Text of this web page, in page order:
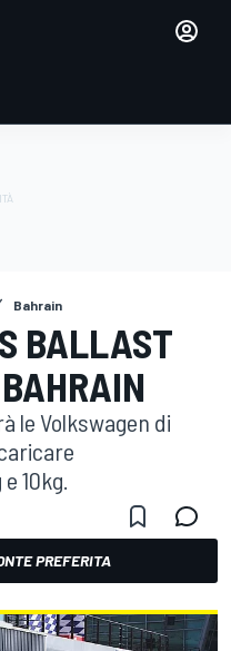
Bahrain
BALLAST
le Volkswagen di
10kg.
PREFERITA